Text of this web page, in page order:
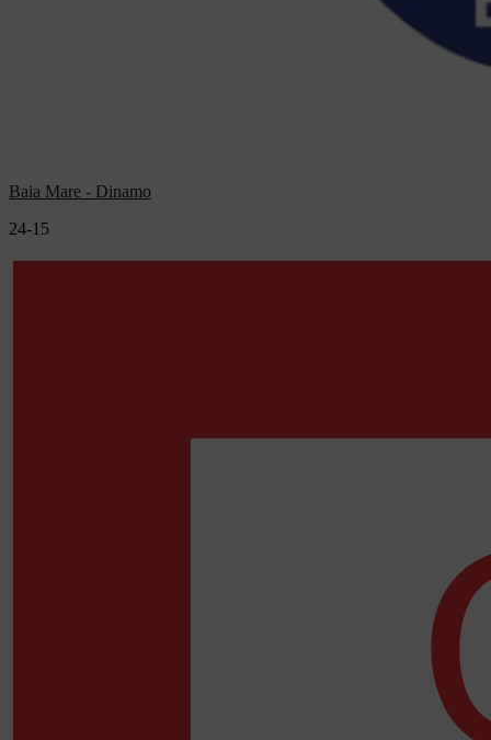
Baia Mare - Dinamo
24-15